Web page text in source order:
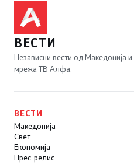
ВЕСТИ
Независни вести од Македонија
мрежа ТВ Алфа.
ВЕСТИ
Македонија
Свет
Економија
Прес-релис